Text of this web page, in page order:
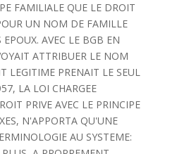
FAMILIALE QUE LE DROIT
UN NOM DE FAMILLE
AVEC LE BGB EN
ATTRIBUER LE NOM
LEGITIME PRENAIT LE SEUL
LA LOI CHARGEE
PRIVE AVEC LE PRINCIPE
N'APPORTA QU'UNE
AU SYSTEME: